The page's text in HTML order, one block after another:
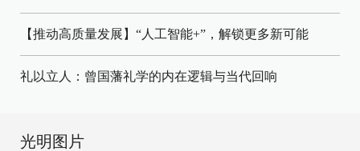
【推动高质量发展】“人工智能+”，解锁更多新可能
礼以立人：曾国藩礼学的内在逻辑与当代回响
光明图片